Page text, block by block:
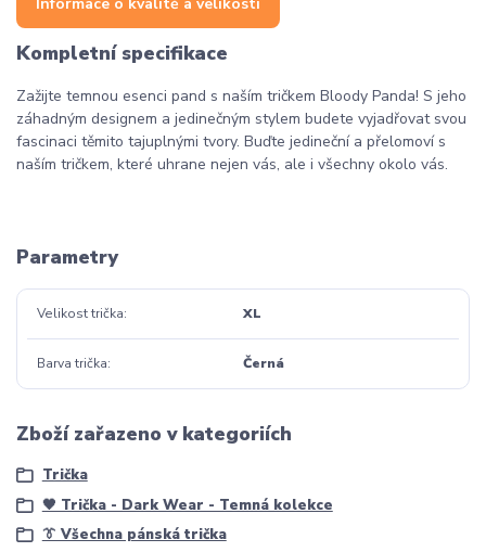
Kompletní specifikace
Zažijte temnou esenci pand s naším tričkem Bloody Panda! S jeho
záhadným designem a jedinečným stylem budete vyjadřovat svou
fascinaci těmito tajuplnými tvory. Buďte jedineční a přelomoví s
naším tričkem, které uhrane nejen vás, ale i všechny okolo vás.
Parametry
Velikost trička XL
Barva trička Černá
Zboží zařazeno v kategoriích
Trička
🖤 Trička - Dark Wear - Temná kolekce
👔 Všechna pánská trička